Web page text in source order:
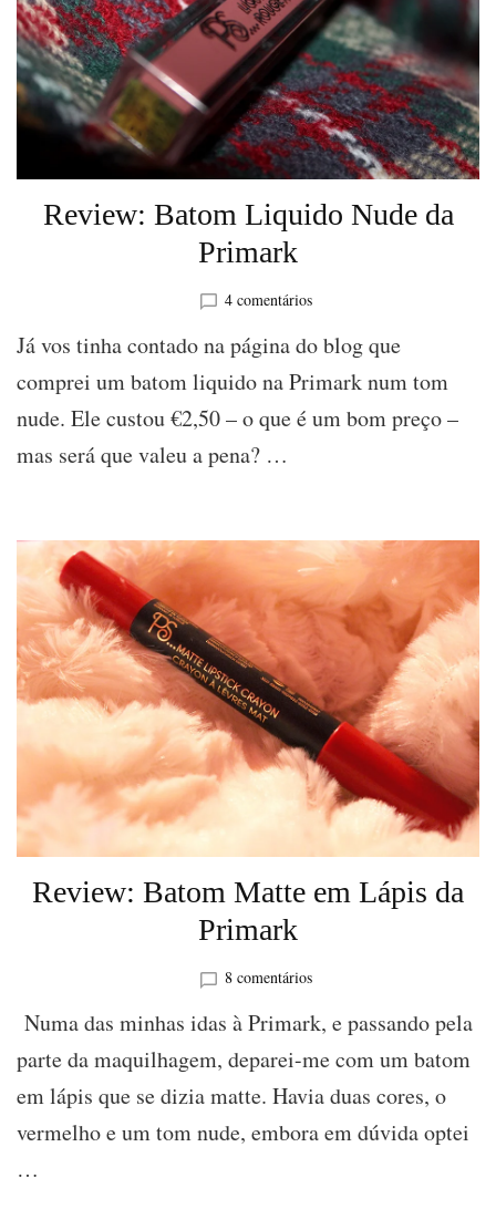
Review: Batom Liquido Nude da
Primark
4 comentáriosem
Batom
Nude
da
Já vos tinha contado na página do blog que
comprei um batom liquido na Primark num tom
nude. Ele custou €2,50 – o que é um bom preço –
mas será que valeu a pena? …
Review: Batom Matte em Lápis da
Primark
8 comentáriosem
Batom
em
Lápis
Primark
Numa das minhas idas à Primark, e passando pela
parte da maquilhagem, deparei-me com um batom
em lápis que se dizia matte. Havia duas cores, o
vermelho e um tom nude, embora em dúvida optei
…